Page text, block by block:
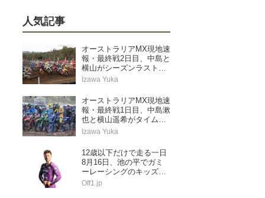
人気記事
オーストラリアMX現地速
報・最終戦2日目、中島と
横山がシーズンラストレ
ースを走り切る
Izawa Yuka
オーストラリアMX現地速
報・最終戦1日目、中島漱
也と横山遥希がタイムア
タック予選に挑む
Izawa Yuka
12歳以下だけで走る一日
8月16日、池の平でガミ
ーレーシングのキッズス
ペシャル
Off1.jp